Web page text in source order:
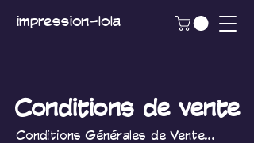
impression-lola
Conditions de vente
Conditions Générales de Vente…